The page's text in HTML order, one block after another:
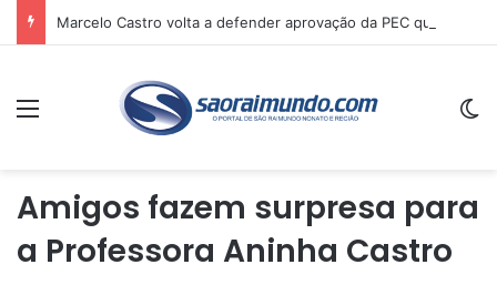
Menu
Amigos fazem surpresa para
a Professora Aninha Castro